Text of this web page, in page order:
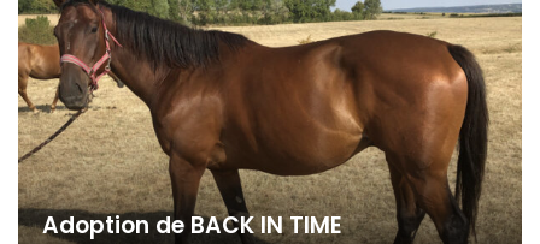
Adoption de BACK IN TIME